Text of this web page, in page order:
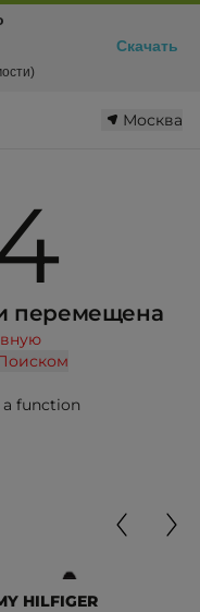
Москва
перемещена
a function
HILFIGER
Скачать